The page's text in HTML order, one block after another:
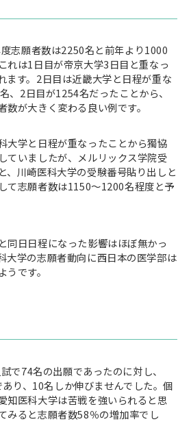
志願者数は2250名と前年より1000
れは1日目が帝京大学3日目と重なっ
ます。2日目は近畿大学と日程が重な
、2日目が1254名だったことから、
数が大きく変わる良い例です。
大学と日程が重なったことから獨協
ていましたが、メルリックス学院受
、川崎医科大学の受験番号貼り出しと
て志願者数は1150～1200名程度と予
同日日程になった影響はほぼ無かっ
大学の志願者動向に西日本の医学部は
です。
で74名の出願であったのに対し、
り、10名しか伸びませんでした。個
知医科大学は苦戦を強いられると思
みると志願者数58％の増加率でし